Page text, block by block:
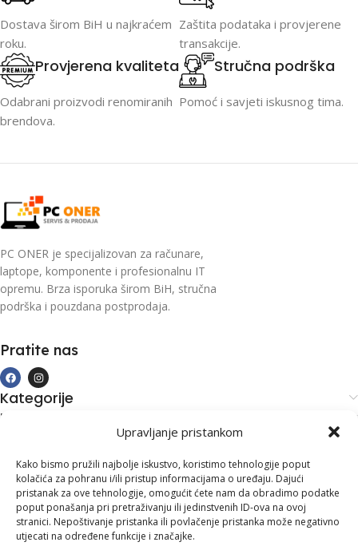
Upravljanje pristankom
Kako bismo pružili najbolje iskustvo, koristimo tehnologije poput
kolačića za pohranu i/ili pristup informacijama o uređaju. Dajući
pristanak za ove tehnologije, omogućit ćete nam da obradimo podatke
poput ponašanja pri pretraživanju ili jedinstvenih ID-ova na ovoj
stranici. Nepoštivanje pristanka ili povlačenje pristanka može negativno
utjecati na određene funkcije i značajke.
Dostava širom BiH u najkraćem
roku.
Zaštita podataka i provjerene
transakcije.
Provjerena kvaliteta
Odabrani proizvodi renomiranih
brendova.
Stručna podrška
Pomoć i savjeti iskusnog tima.
PC ONER je specijalizovan za računare,
laptope, komponente i profesionalnu IT
opremu. Brza isporuka širom BiH, stručna
podrška i pouzdana postprodaja.
Pratite nas
Kategorije
Kupovina i podrška
Kontakt informacije
Branilaca Bosne, 75 300 Lukavac
+387 35 555 999
info@pconer.ba